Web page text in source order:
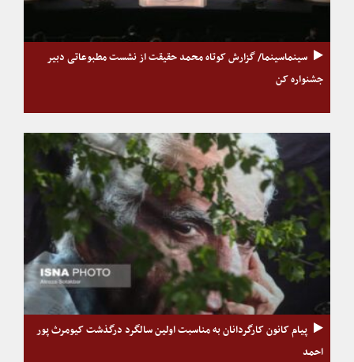
سینماسینما/ گزارش کوتاه محمد حقیقت از نشست مطبوعاتی دبیر
جشنواره کن
پیام کانون کارگردانان به مناسبت اولین سالگرد درگذشت کیومرث پور
احمد